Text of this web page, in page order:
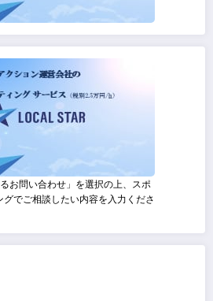
お問い合わせ」を選択の上、スポ
グでご相談したい内容を入力くださ